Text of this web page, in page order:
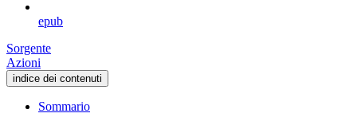
epub
Sorgente
Azioni
indice dei contenuti
Sommario